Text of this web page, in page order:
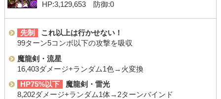
HP:3,129,653 防御:0
先制
これ以上は行かせない！
99ターン5コンボ以下の攻撃を吸収
魔龍剣・流星
16,403ダメージ+ランダム1色→火変換
HP75%以下
魔龍剣・雷光
8,202ダメージ+ランダム1体→2ターンバインド